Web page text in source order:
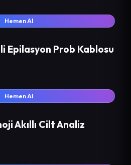
Hemen Al
Epilasyon Prob Kablosu
Hemen Al
Akıllı Cilt Analiz